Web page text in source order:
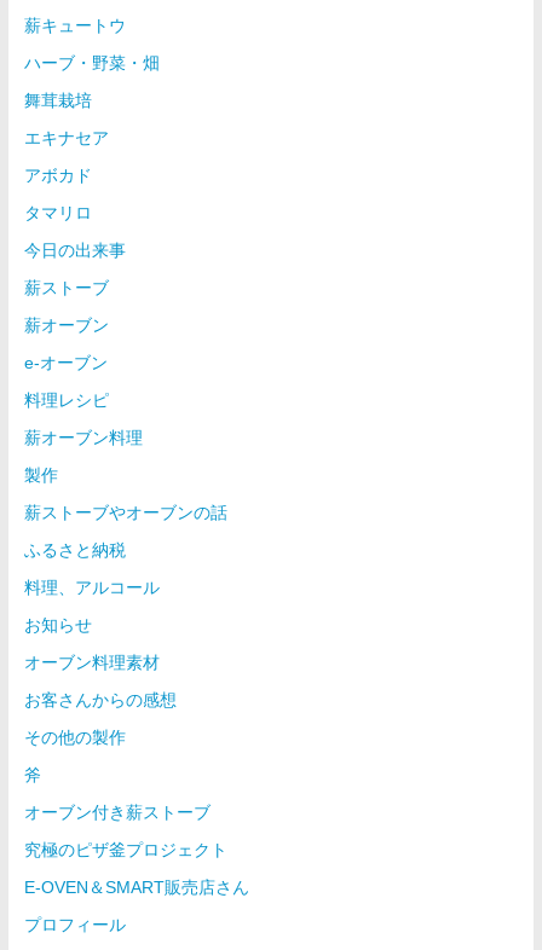
薪キュートウ
ハーブ・野菜・畑
舞茸栽培
エキナセア
アボカド
タマリロ
今日の出来事
薪ストーブ
薪オーブン
e-オーブン
料理レシピ
薪オーブン料理
製作
薪ストーブやオーブンの話
ふるさと納税
料理、アルコール
お知らせ
オーブン料理素材
お客さんからの感想
その他の製作
斧
オーブン付き薪ストーブ
究極のピザ釜プロジェクト
E-OVEN＆SMART販売店さん
プロフィール